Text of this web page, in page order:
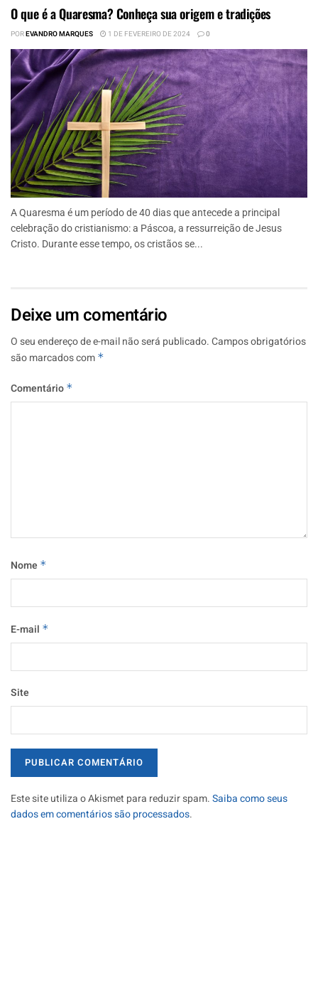
O que é a Quaresma? Conheça sua origem e tradições
POREVANDRO MARQUES 1 DE FEVEREIRO DE 2024 0
A Quaresma é um período de 40 dias que antecede a principal
celebração do cristianismo: a Páscoa, a ressurreição de Jesus
Cristo. Durante esse tempo, os cristãos se...
Deixe um comentário
O seu endereço de e-mail não será publicado.Campos obrigatórios
são marcados com *
Comentário *
Nome *
E-mail *
Site
Este site utiliza o Akismet para reduzir spam.Saiba como seus
dados em comentários são processados.